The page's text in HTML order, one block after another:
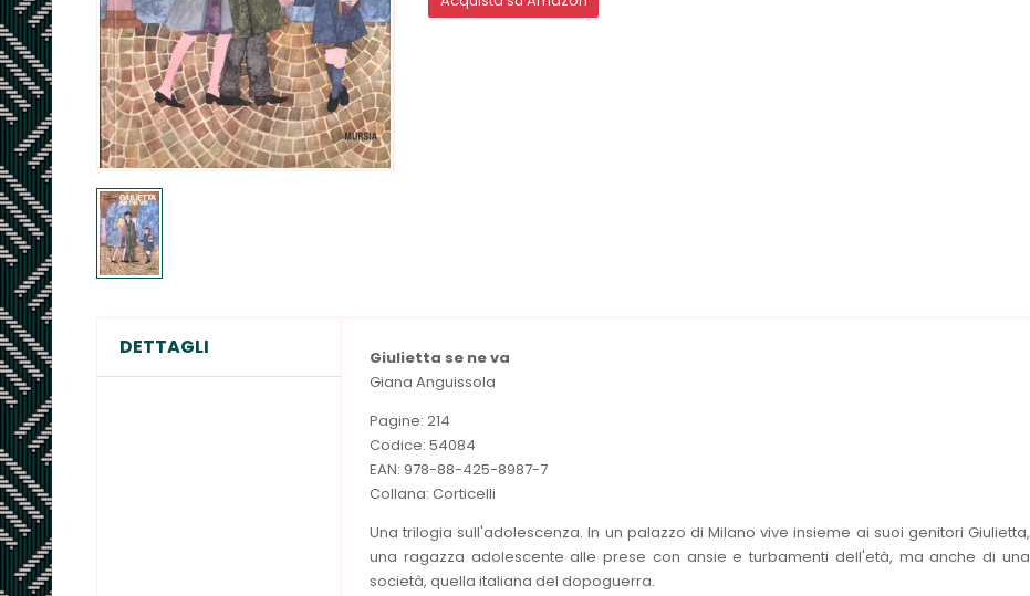
DETTAGLI
Giulietta se ne va
Giana Anguissola
Pagine: 214
Codice: 54084
EAN: 978-88-425-8987-7
Collana: Corticelli
Una trilogia sull'adolescenza. In un palazzo di Milano vive insieme ai suoi genitori Giulietta,
una ragazza adolescente alle prese con ansie e turbamenti dell'età, ma anche di una
società, quella italiana del dopoguerra.